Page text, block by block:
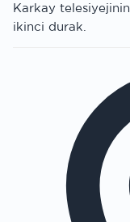
Karkay
ikinci durak.